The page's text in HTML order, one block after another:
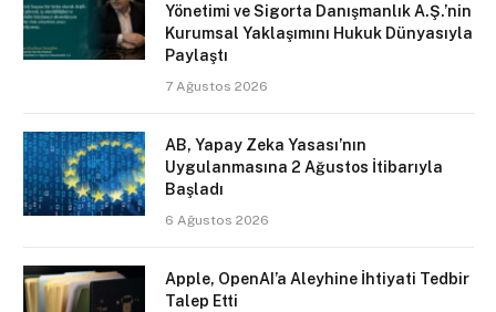
Yönetimi ve Sigorta Danışmanlık A.Ş.’nin
Kurumsal Yaklaşımını Hukuk Dünyasıyla
Paylaştı
7 Ağustos 2026
AB, Yapay Zeka Yasası’nın
Uygulanmasına 2 Ağustos İtibarıyla
Başladı
6 Ağustos 2026
Apple, OpenAI’a Aleyhine İhtiyati Tedbir
Talep Etti